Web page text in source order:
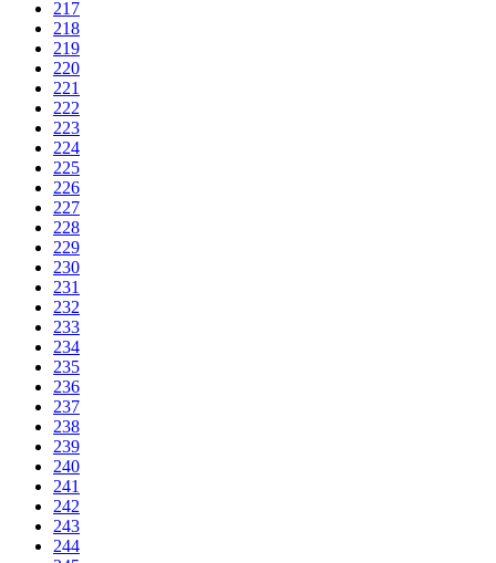
217
218
219
220
221
222
223
224
225
226
227
228
229
230
231
232
233
234
235
236
237
238
239
240
241
242
243
244